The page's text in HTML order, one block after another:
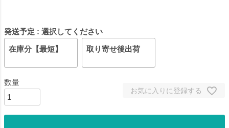
発送予定
選択してください
在庫分【最短】
取り寄せ後出荷
お気に入りに登録する